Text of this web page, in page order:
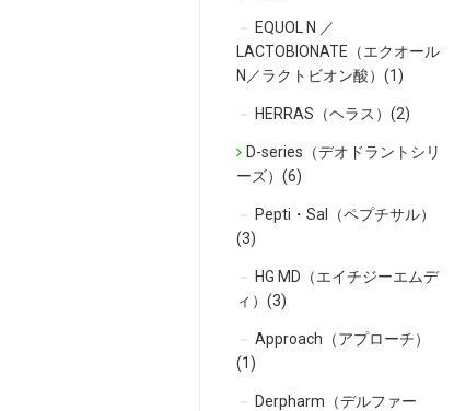
EQUOL N ／
LACTOBIONATE（エクオール
N／ラクトビオン酸）(1)
HERRAS（ヘラス）(2)
D-series（デオドラントシリ
ーズ）(6)
Pepti・Sal（ペプチサル）
(3)
HG MD（エイチジーエムデ
ィ）(3)
Approach（アプローチ）
(1)
Derpharm（デルファー